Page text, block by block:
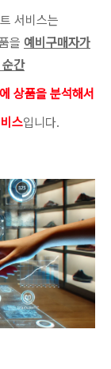
서비스는
을 예비구매자가
간
상품을 분석해서
스입니다.